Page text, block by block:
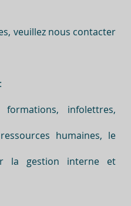
veuillez nous contacter
infolettres,
humaines, le
la gestion interne et